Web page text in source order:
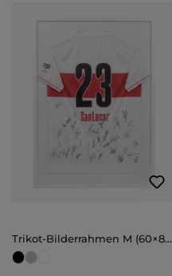
Trikot-Bilderrahmen M (60×80
cm)